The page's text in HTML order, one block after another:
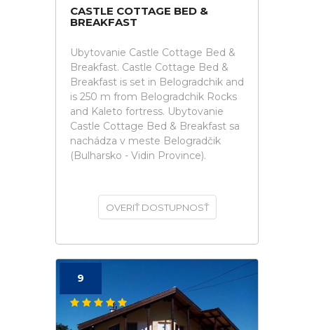
CASTLE COTTAGE BED &
BREAKFAST
Ubytovanie Castle Cottage Bed &
Breakfast. Castle Cottage Bed &
Breakfast is set in Belogradchik and
is 250 m from Belogradchik Rocks
and Kaleto fortress. Ubytovanie
Castle Cottage Bed & Breakfast sa
nachádza v meste Belogradčik
(Bulharsko - Vidin Province).
OVERIŤ DOSTUPNOSŤ
9